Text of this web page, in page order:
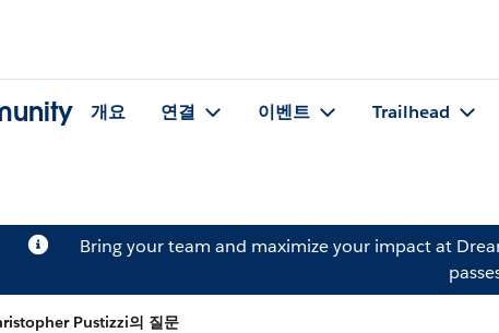
개요 연결 이벤트 Trailhead
Bring your team and maximize your impact at
Pustizzi의 질문